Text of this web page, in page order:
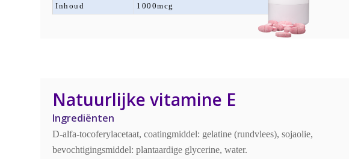
Inhoud
1000mcg
Natuurlijke vitamine E
Ingrediënten
D-alfa-tocoferylacetaat, coatingmiddel: gelatine (rundvlees), sojaolie,
bevochtigingsmiddel: plantaardige glycerine, water.